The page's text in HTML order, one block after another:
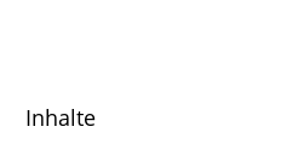
Inhalte